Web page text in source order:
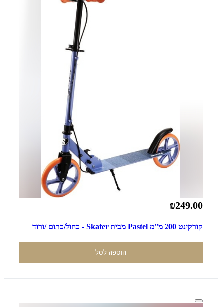
₪249.00
קורקינט 200 מ''מ Pastel מבית Skater - כחול/כתום /ורוד
הוספה לסל